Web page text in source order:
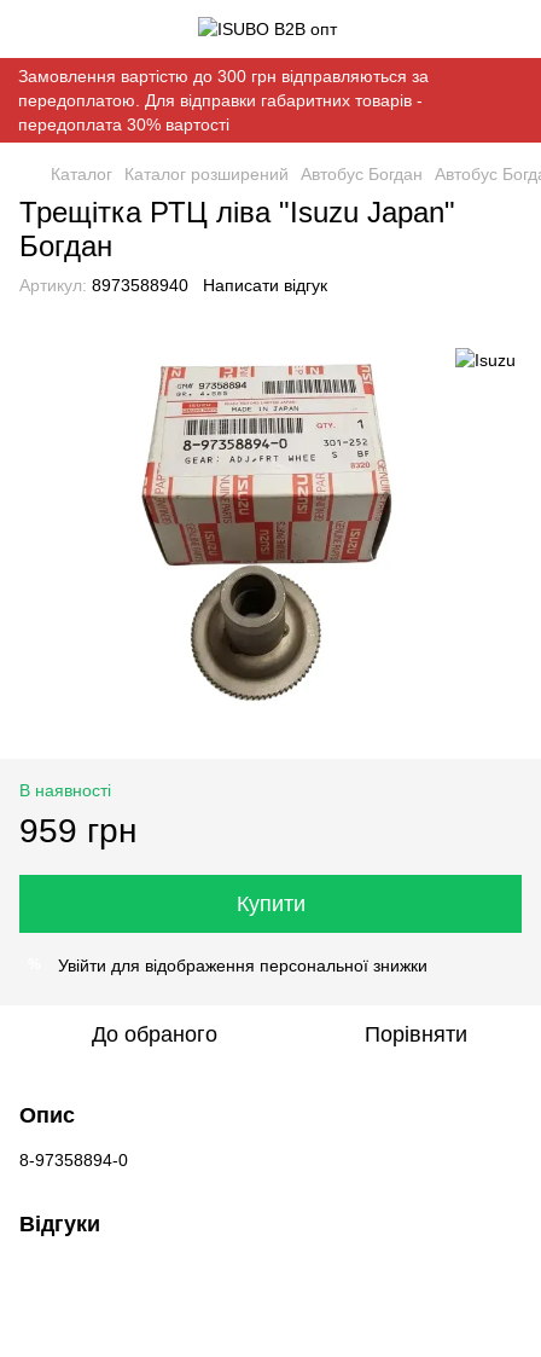
Замовлення вартістю до 300 грн відправляються за
передоплатою. Для відправки габаритних товарів -
передоплата 30% вартості
Каталог Каталог розширений Автобус Богдан Автобус
Трещітка РТЦ ліва "Isuzu Japan"
Богдан
Артикул: 8973588940 Написати відгук
В наявності
959 грн
Купити
Увійти для відображення персональної знижки
До обраного Порівняти
Опис
8-97358894-0
Відгуки